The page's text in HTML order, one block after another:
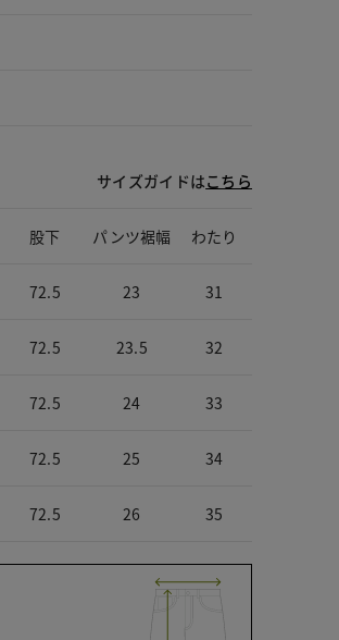
サイズガイドはこちら
股下 パンツ裾幅 わたり
72.5 23 31
72.5 23.5 32
72.5 24 33
72.5 25 34
72.5 26 35